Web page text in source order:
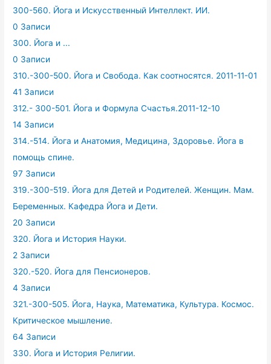
300-560. Йога и Искусственный Интеллект. ИИ.
0 Записи
300. Йога и ...
0 Записи
310.-300-500. Йога и Свобода. Как соотносятся. 2011-11-01
41 Записи
312.- 300-501. Йога и Формула Счастья.2011-12-10
14 Записи
314.-514. Йога и Анатомия, Медицина, Здоровье. Йога в
помощь спине.
97 Записи
319.-300-519. Йога для Детей и Родителей. Женщин. Мам.
Беременных. Кафедра Йога и Дети.
20 Записи
320. Йога и История Науки.
2 Записи
320.-520. Йога для Пенсионеров.
4 Записи
321.-300-505. Йога, Наука, Математика, Культура. Космос.
Критическое мышление.
64 Записи
330. Йога и История Религии.